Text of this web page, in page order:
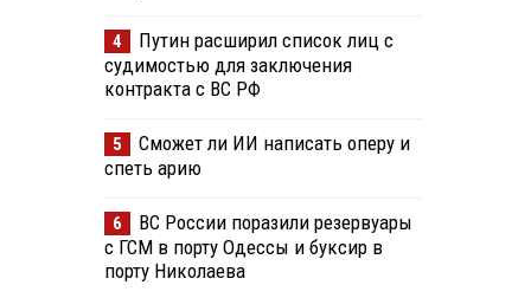
4
Путин расширил список лиц с
судимостью для заключения
контракта с ВС РФ
5
Сможет ли ИИ написать оперу и
спеть арию
6
ВС России поразили резервуары
с ГСМ в порту Одессы и буксир в
порту Николаева